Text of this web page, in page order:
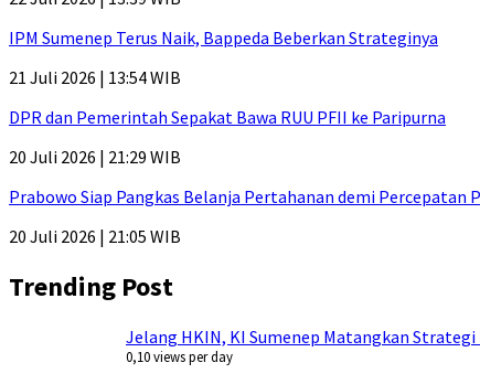
IPM Sumenep Terus Naik, Bappeda Beberkan Strateginya
21 Juli 2026 | 13:54 WIB
DPR dan Pemerintah Sepakat Bawa RUU PFII ke Paripurna
20 Juli 2026 | 21:29 WIB
Prabowo Siap Pangkas Belanja Pertahanan demi Percepatan
20 Juli 2026 | 21:05 WIB
Trending Post
Jelang HKIN, KI Sumenep Matangkan
0,10 views per day